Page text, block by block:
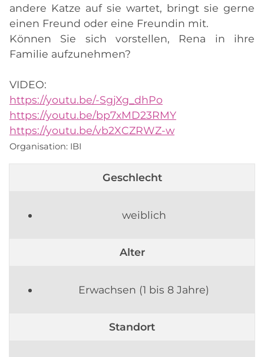
andere Katze auf sie wartet, bringt sie gerne
einen Freund oder eine Freundin mit.
Können Sie sich vorstellen, Rena in ihre
Familie aufzunehmen?
VIDEO:
https://youtu.be/-SgjXg_dhPo
https://youtu.be/bp7xMD23RMY
https://youtu.be/vb2XCZRWZ-w
Organisation: IBI
Geschlecht
weiblich
Alter
Erwachsen (1 bis 8 Jahre)
Standort